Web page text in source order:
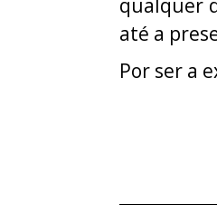
qualquer
até a
Por ser a